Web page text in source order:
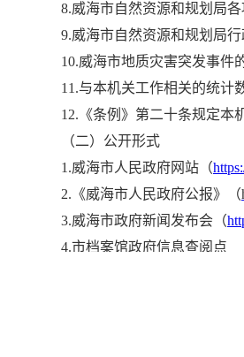
8.威海市自然资源和规划局
9.威海市自然资源和规划局
10.威海市地质灾害突发事件
11.与本机关工作相关的统计
12.《条例》第二十条规定本
（二）公开形式
1.威海市人民政府网站（
2.《威海市人民政府公报》（
3.威海市政府新闻发布会（
4.市档案馆政府信息查阅点